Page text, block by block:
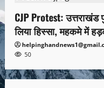
CJP Protest:
लिया हिस्सा, महकमे में
50